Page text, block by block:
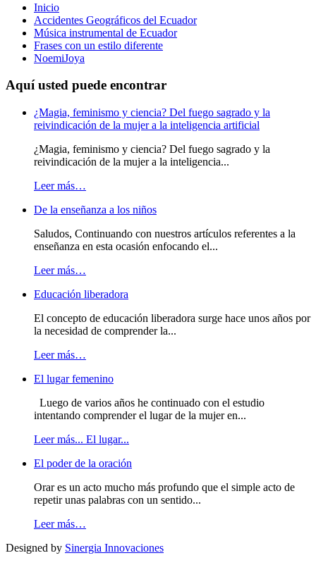
Inicio
Accidentes Geográficos del Ecuador
Música instrumental de Ecuador
Frases con un estilo diferente
NoemiJoya
Aquí usted puede encontrar
¿Magia, feminismo y ciencia? Del fuego sagrado y la
reivindicación de la mujer a la inteligencia artificial
¿Magia, feminismo y ciencia? Del fuego sagrado y la
reivindicación de la mujer a la inteligencia...
Leer más…
De la enseñanza a los niños
Saludos, Continuando con nuestros artículos referentes a la
enseñanza en esta ocasión enfocando el...
Leer más…
Educación liberadora
El concepto de educación liberadora surge hace unos años por
la necesidad de comprender la...
Leer más…
El lugar femenino
Luego de varios años he continuado con el estudio
intentando comprender el lugar de la mujer en...
Leer más... El lugar...
El poder de la oración
Orar es un acto mucho más profundo que el simple acto de
repetir unas palabras con un sentido...
Leer más…
Designed by Sinergia Innovaciones